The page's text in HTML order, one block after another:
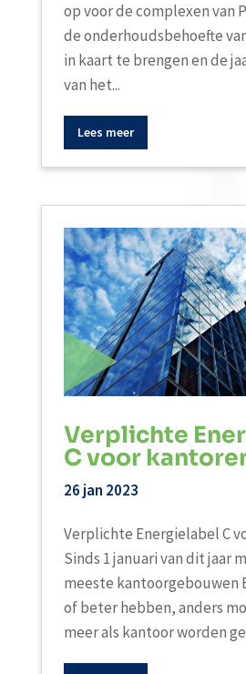
op voor de complexen van
de onderhoudsbehoefte
in kaart te brengen en de
van het...
Lees meer
Verplichte
C voor
26 jan 2023
Verplichte Energielabel C
Sinds 1 januari van dit jaar
meeste kantoorgebouwen
of beter hebben, anders
meer als kantoor worden